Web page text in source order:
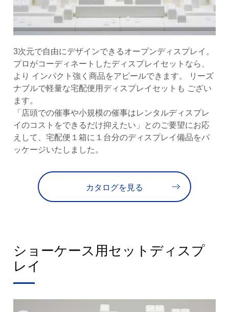
3次元で自由にデザインできるオープンディスプレイ。
プロがコーディネートしたディスプレイセットなら、
より インパクト強く商品をアピールできます。 リーズ
ナブルで軽量な宅配便用ディスプレイセットも ござい
ます。
「店頭での催事や小規模の催事はレンタルディスプレ
イのコストをできるだけ抑えたい」とのご要望にお応
えして、宅配便１箱に１台分のディスプレイ備品をパ
ッケージいたしました。
カタログを見る
ショーケース用セットディスプ
レイ